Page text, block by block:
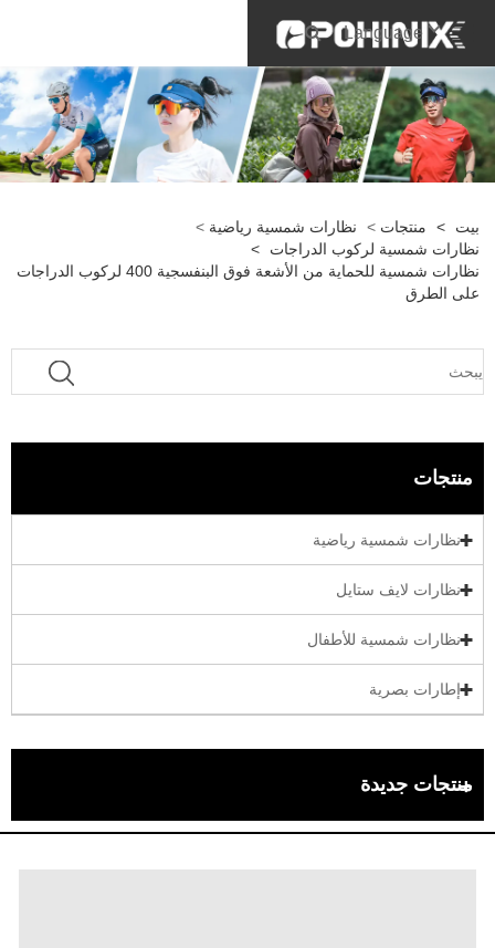
Language
بيت > منتجات > نظارات شمسية رياضية >
نظارات شمسية لركوب الدراجات
>
نظارات شمسية للحماية من الأشعة فوق البنفسجية 400 لركوب الدراجات
على الطرق
منتجات
نظارات شمسية رياضية
نظارات لايف ستايل
نظارات شمسية للأطفال
إطارات بصرية
منتجات جديدة